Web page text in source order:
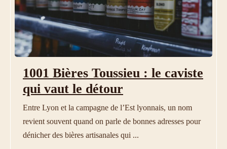
1001 Bières Toussieu : le caviste
qui vaut le détour
Entre Lyon et la campagne de l’Est lyonnais, un nom
revient souvent quand on parle de bonnes adresses pour
dénicher des bières artisanales qui ...